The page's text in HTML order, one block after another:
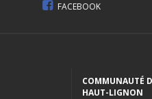
FACEBOOK
COMMUNAUTÉ
HAUT-LIGNON